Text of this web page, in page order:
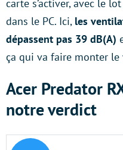
carte s’activer, avec le
dans le PC. Ici, les
dépassent pas 39 dB(A)
ça qui va faire monter
Acer Predator
notre verdict